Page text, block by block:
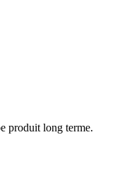
produit long terme.